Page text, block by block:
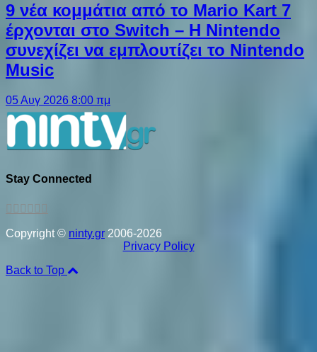
9 νέα κομμάτια από το Mario Kart 7
έρχονται στο Switch – Η Nintendo
συνεχίζει να εμπλουτίζει το Nintendo
Music
05 Αυγ 2026 8:00 πμ
Stay Connected
Copyright © ninty.gr 2006-2026
Privacy Policy
Back to Top